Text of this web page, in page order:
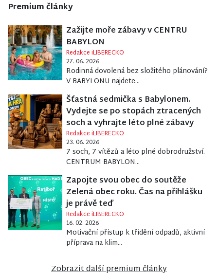
Premium články
Zažijte moře zábavy v CENTRU
BABYLON
Redakce iLIBERECKO
27. 06. 2026
Rodinná dovolená bez složitého plánování?
V BABYLONU najdete...
Šťastná sedmička s Babylonem.
Vydejte se po stopách ztracených
soch a vyhrajte léto plné zábavy
Redakce iLIBERECKO
23. 06. 2026
7 soch, 7 vítězů a léto plné dobrodružství.
CENTRUM BABYLON...
Zapojte svou obec do soutěže
Zelená obec roku. Čas na přihlášku
je právě teď
Redakce iLIBERECKO
16. 02. 2026
Motivační přístup k třídění odpadů, aktivní
příprava na klim...
Zobrazit další premium články